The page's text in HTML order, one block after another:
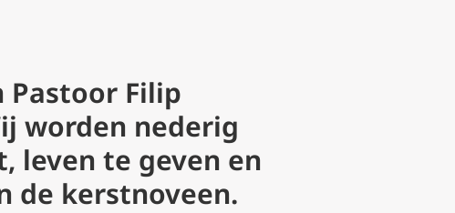
Pastoor Filip
worden nederig
leven te geven en
de kerstnoveen.